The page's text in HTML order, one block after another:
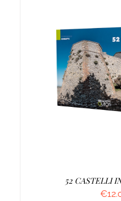
AGGIUNGI AL
52 CASTELLI
€